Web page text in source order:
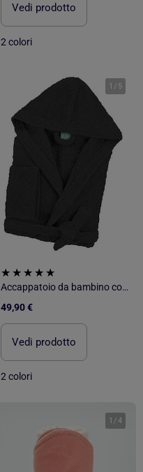
Vedi prodotto
2 colori
1 / 5
Accappatoio da bambino con cappuccio in spugna di cotone boucl? COCOON
49,90 €
Vedi prodotto
2 colori
1 /4